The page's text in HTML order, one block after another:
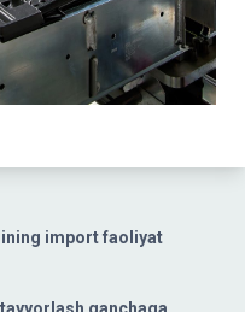
import faoliyat
qanchaga